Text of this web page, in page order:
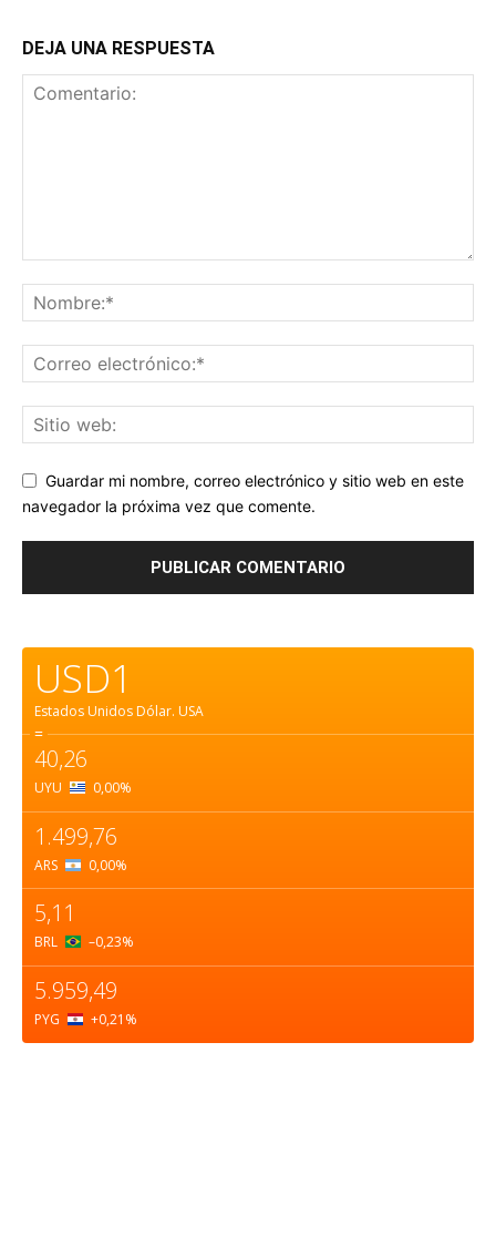
DEJA UNA RESPUESTA
Guardar mi nombre, correo electrónico y sitio web en este
navegador la próxima vez que comente.
USD1
Estados Unidos Dólar. USA
=
40,26
UYU 0,00%
1.499,76
ARS 0,00%
5,11
BRL –0,23%
5.959,49
PYG +0,21 %